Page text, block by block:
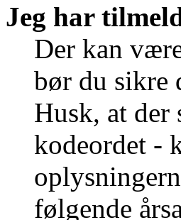
Jeg har
Der kan
bør du sikre
Husk, at der
kodeordet -
følgende